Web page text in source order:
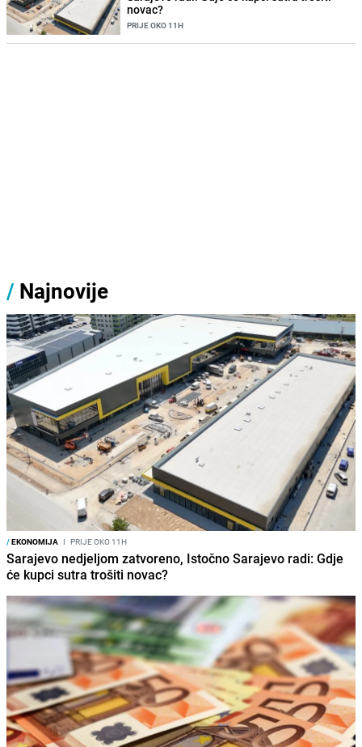
novac?
PRIJE OKO 11H
/ Najnovije
/EKONOMIJA I PRIJE OKO 11H
Sarajevo nedjeljom zatvoreno, Istočno Sarajevo radi: Gdje
će kupci sutra trošiti novac?